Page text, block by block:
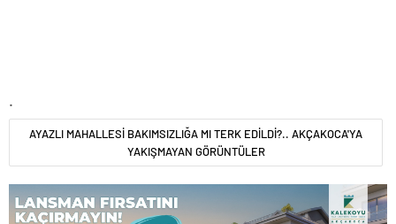
AYAZLI MAHALLESİ BAKIMSIZLIĞA MI TERK EDİLDİ?.. AKÇAKOCA'YA
YAKIŞMAYAN GÖRÜNTÜLER